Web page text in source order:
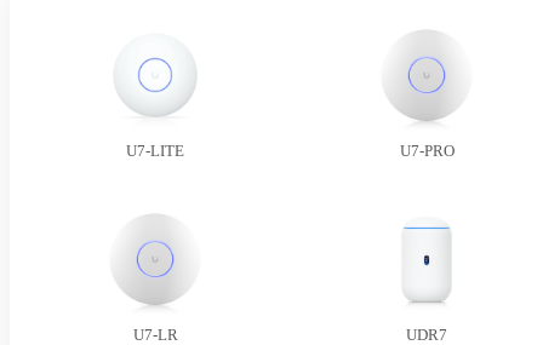
U7-LITE U7-PRO
U7-LR UDR7